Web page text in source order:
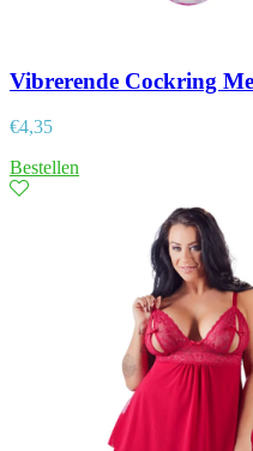
Vibrerende Cockring
€4,35
Bestellen